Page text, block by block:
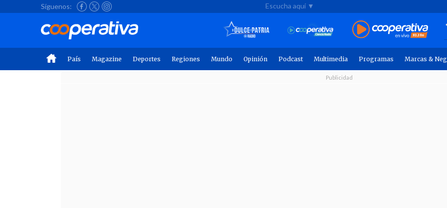
Síguenos: Escucha aquí ▼
País Magazine Deportes Regiones Mundo Opinión Podcast Multimedia Programas Marcas &